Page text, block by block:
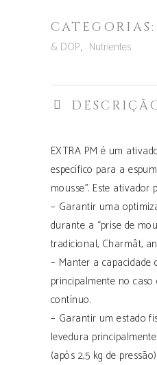
& DOP, Nutrientes
EXTRA PM é um
específico para a
mousse”. Este ativador
– Garantir uma
durante a “prise de
tradicional, Charmât,
– Manter a
principalmente no
contínuo.
– Garantir um estado
levedura
(após 2,5 kg de pressão)